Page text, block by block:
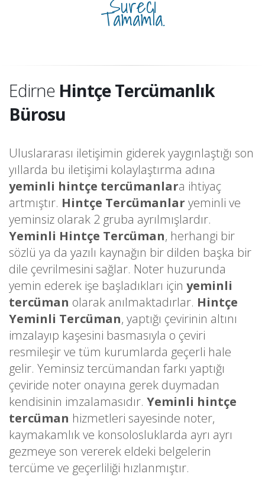
Tamamla.
Edirne Hintçe Tercümanlık
Bürosu
Uluslararası iletişimin giderek yaygınlaştığı son
yıllarda bu iletişimi kolaylaştırma adına
yeminli hintçe tercümanlara ihtiyaç
artmıştır. Hintçe Tercümanlar yeminli ve
yeminsiz olarak 2 gruba ayrılmışlardır.
Yeminli Hintçe Tercüman, herhangi bir
sözlü ya da yazılı kaynağın bir dilden başka bir
dile çevrilmesini sağlar. Noter huzurunda
yemin ederek işe başladıkları için yeminli
tercüman olarak anılmaktadırlar. Hintçe
Yeminli Tercüman, yaptığı çevirinin altını
imzalayıp kaşesini basmasıyla o çeviri
resmileşir ve tüm kurumlarda geçerli hale
gelir. Yeminsiz tercümandan farkı yaptığı
çeviride noter onayına gerek duymadan
kendisinin imzalamasıdır. Yeminli hintçe
tercüman hizmetleri sayesinde noter,
kaymakamlık ve konsolosluklarda ayrı ayrı
gezmeye son vererek eldeki belgelerin
tercüme ve geçerliliği hızlanmıştır.